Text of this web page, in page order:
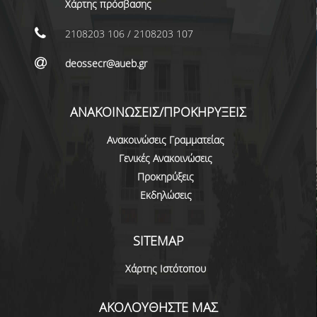
ΤΜΗΜΑΤΟΣ
ΜΗΤΡΩΑ ΜΕΛΩΝ ΤΜΗΜΑΤΟΣ
ΥΠΟΨΗΦΙΟΙ ΦΟΙΤΗΤΕΣ
ΟΙΚΟΝΟΜΙΚΑ ΜΕ ΔΙΕΘΝΗ ΔΙΑΣΤΑΣΗ
ΔΙΕΠΙΣΤΗΜΟΝΙΚΟΤΗΤΑ
ΣΥΝΕΙΣΦΟΡΑ ΚΑΘΗΓΗΤΩΝ
Χάρτης πρόσβασης
2108203 106 / 2108203 107
deossecr@aueb.gr
ΑΝΑΚΟΙΝΩΣΕΙΣ/ΠΡΟΚΗΡΥΞΕΙΣ
Ανακοινώσεις Γραμματείας
Γενικές Ανακοινώσεις
Προκηρύξεις
Εκδηλώσεις
SITEMAP
Χάρτης Ιστότοπου
ΑΚΟΛΟΥΘΗΣΤΕ ΜΑΣ